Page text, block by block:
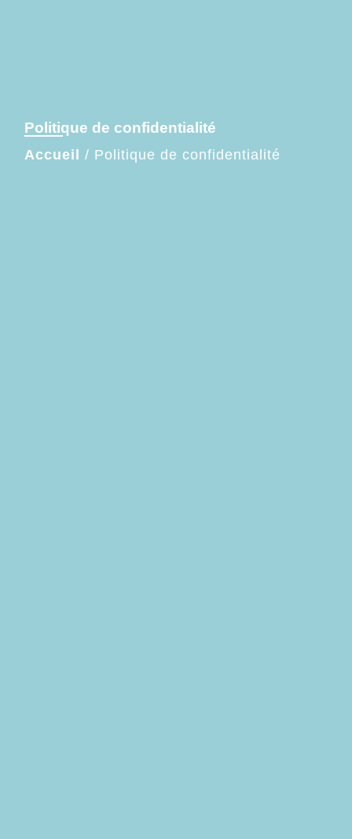
Politique de confidentialité
Accueil / Politique de confidentialité